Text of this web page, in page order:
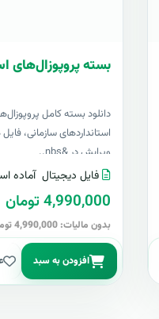
بسته پروپوزال‌های
دانلود بسته کامل
استانداردهای سازمانی، فایل
ویرایش در &nbs..
فایل دیجیتال آماده
4,990,000 تومان
بدون مالیات: 4,990,000 تومان
افزودن به سبد